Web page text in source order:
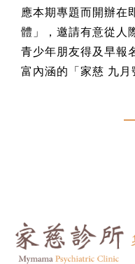
應本期專題而開辦在
體」，邀請有意從人
青少年朋友得及早報
富內涵的「家慈 九月